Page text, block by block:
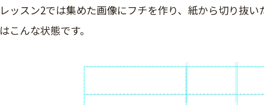
レッスン2では集めた画像にフチを作り、紙から切り抜
はこんな状態です。